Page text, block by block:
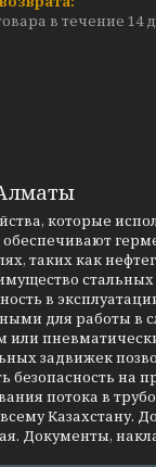
в течение 14
которые
таких как
стальных
в
для работы
задвижек
безопасность
потока в
Казахстану.
Документы,